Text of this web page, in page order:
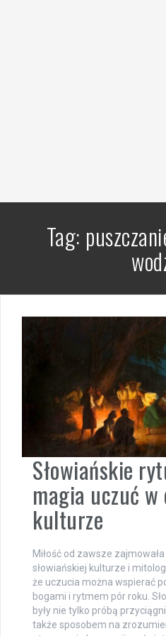
Tag:
Słowiańskie
magia uczuć
kulturze
Miłość od zawsze
słowiańskiej kulturze i
że uczucia można wspierać
bogami i rytmem pór roku.
były nie tylko próbą
także sposobem na